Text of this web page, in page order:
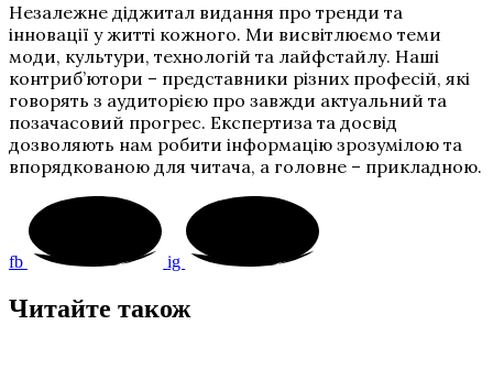
Незалежне діджитал видання про тренди та
інновації у житті кожного. Ми висвітлюємо теми
моди, культури, технологій та лайфстайлу. Наші
контриб’ютори – представники різних професій, які
говорять з аудиторією про завжди актуальний та
позачасовий прогрес. Експертиза та досвід
дозволяють нам робити інформацію зрозумілою та
впорядкованою для читача, а головне – прикладною.
fb ig
Читайте також